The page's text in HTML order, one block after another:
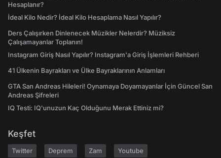
Hesaplanır?
İdeal Kilo Nedir? İdeal Kilo Hesaplama Nasıl Yapılır?
Ders Çalışırken Dinlenecek Müzikler Nelerdir? Müziksiz
Çalışamayanlar Toplanın!
Instagram Giriş Nasıl Yapılır? Instagram'a Giriş İşlemleri Rehberi
41 Ülkenin Bayrakları ve Ülke Bayraklarının Anlamları
GTA San Andreas Hileleri! Oynamaya Doyamayanlar İçin Güncel San
Andreas Şifreleri
IQ Testi: IQ'unuzun Kaç Olduğunu Merak Ettiniz mi?
Keşfet
Twitter Deprem Zam Youtube